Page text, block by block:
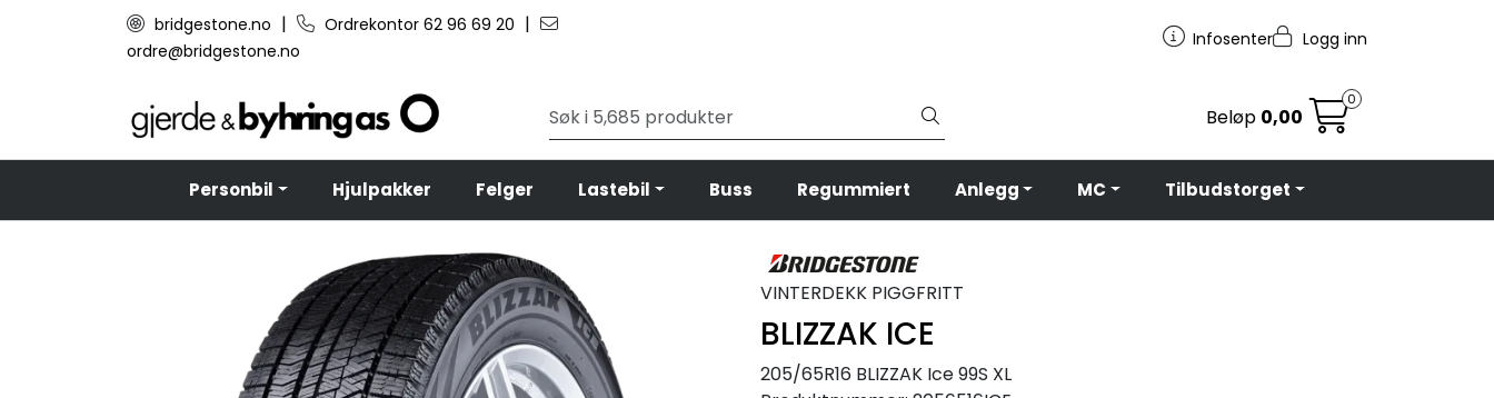
Skip to main contentbridgestone.no | Ordrekontor 62 96 69 20 |
ordre@bridgestone.no
Infosenter Logg inn
Beløp 0,00
0
Personbil Hjulpakker Felger Lastebil Buss Regummiert Anlegg MC Tilbudstorget
VINTERDEKK PIGGFRITT
BLIZZAK ICE
205/65R16 BLIZZAK Ice 99S XL